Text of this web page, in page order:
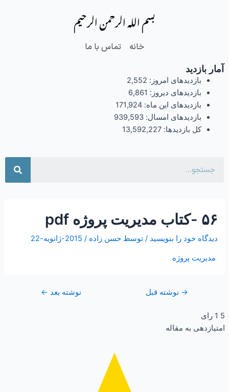
بسم الله الرحمن الرحیم
خانه تماس با ما
آمار بازدید
بازدیدهای امروز: 2,552
بازدیدهای دیروز: 6,861
بازدیدهای این ماه: 171,924
بازدیدهای امسال: 939,593
کل بازدیدها: 13,592,227
۵۶ -کتاب مدیریت پروژه pdf
دیدگاه‌ خود را بنویسید / توسطحسن زاده/ 2015-ژانویه-22
مديريت پروژه
→ نوشته قبل نوشته بعد ←
5
1 رای
امتیازدهی به مقاله